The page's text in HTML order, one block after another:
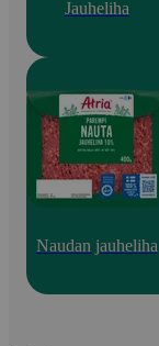
Jauheliha
Naudan jauheliha